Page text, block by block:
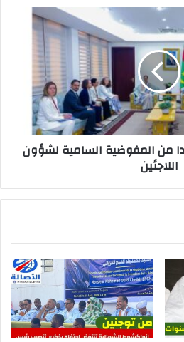
من المفوضية السامية لشؤون
اللاجئين